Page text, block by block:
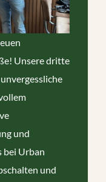
Unsere dritte
und
bei Urban
und